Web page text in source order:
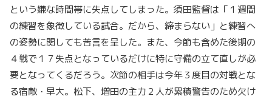
という嫌な時間帯に失点してしまった。須田監督は「１週間
の練習を象徴している試合。だから、締まらない」と練習へ
の姿勢に関しても苦言を呈した。また、今節も含めた後期の
４戦で１７失点となっているだけに特に守備の立て直しが必
要となってくるだろう。次節の相手は今年３度目の対戦とな
る宿敵・早大。松下、増田の主力２人が累積警告のため欠け